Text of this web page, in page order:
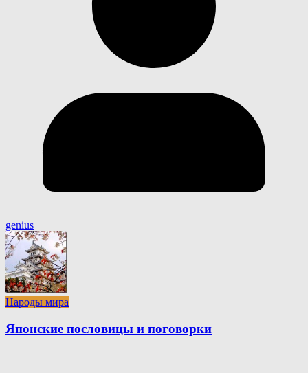
genius
Народы мира
Японские пословицы и поговорки